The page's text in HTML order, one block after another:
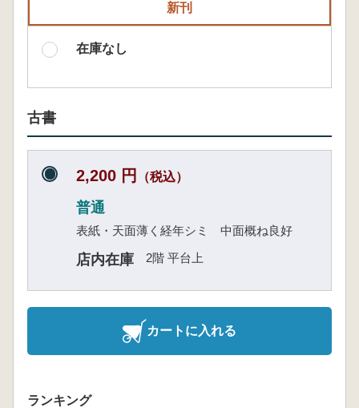
新刊
在庫なし
古書
2,200 円 （税込）
普通
表紙・天面薄く経年シミ 中面概ね良好
店内在庫 2階 平台上
カートに入れる
ランキング